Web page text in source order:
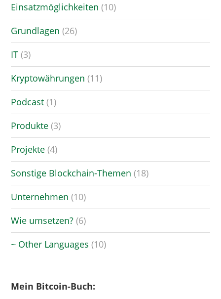
Einsatzmöglichkeiten (10)
Grundlagen (26)
IT (3)
Kryptowährungen (11)
Podcast (1)
Produkte (3)
Projekte (4)
Sonstige Blockchain-Themen (18)
Unternehmen (10)
Wie umsetzen? (6)
~ Other Languages (10)
Mein Bitcoin-Buch: